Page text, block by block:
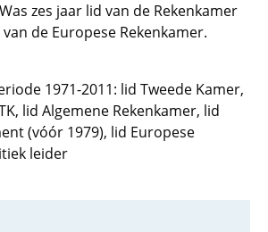
zes jaar lid van de Rekenkamer
de Europese Rekenkamer.
1971-2011: lid Tweede Kamer,
lid Algemene Rekenkamer, lid
(vóór 1979), lid Europese
leider